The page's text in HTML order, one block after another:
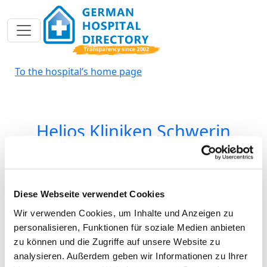
Diese Webseite verwendet Cookies
Wir verwenden Cookies, um Inhalte und Anzeigen zu
personalisieren, Funktionen für soziale Medien anbieten
zu können und die Zugriffe auf unsere Website zu
analysieren. Außerdem geben wir Informationen zu Ihrer
Toggle navigation
To the hospital’s home page
Helios Kliniken Schwerin
Frauenheilkunde und Geburtshilfe
Wismarsche Straße 393-397
19055 Schwerin
Phone:0385-520-2300
Fax: 0385-520-2318